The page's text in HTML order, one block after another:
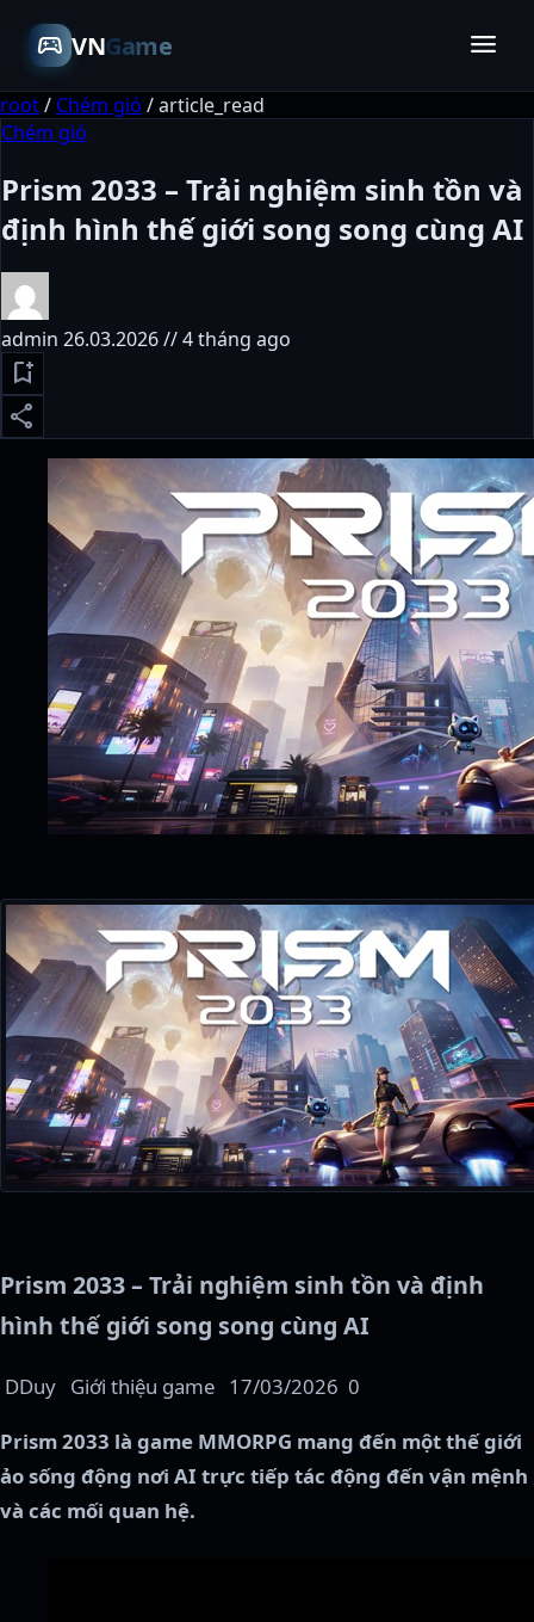
sports_esports VNGame menu
root/ Chém gió /article_read
Chém gió
Prism 2033 – Trải nghiệm sinh tồn và
định hình thế giới song song cùng AI
admin 26.03.2026 // 4 tháng ago
bookmark_add
share
Prism 2033 – Trải nghiệm sinh tồn và định
hình thế giới song song cùng AI
DDuy Giới thiệu game 17/03/2026 0
Prism 2033 là game MMORPG mang đến một thế giới
ảo sống động nơi AI trực tiếp tác động đến vận mệnh
và các mối quan hệ.